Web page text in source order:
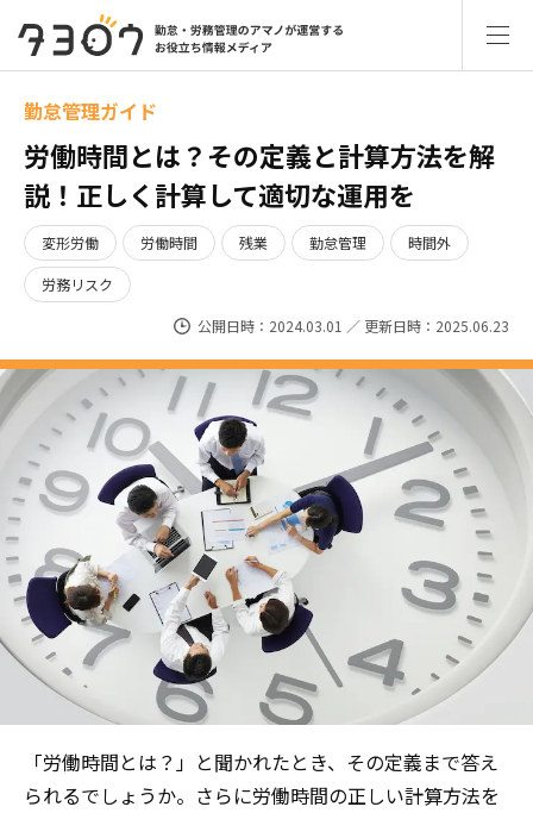
勤怠管理ガイド
労働時間とは？その定義と計算方法を解
説！正しく計算して適切な運用を
変形労働 労働時間 残業 勤怠管理 時間外
労務リスク
公開日時：2024.03.01 ／ 更新日時：2025.06.23
「労働時間とは？」と聞かれたとき、その定義まで答え
られるでしょうか。さらに労働時間の正しい計算方法を